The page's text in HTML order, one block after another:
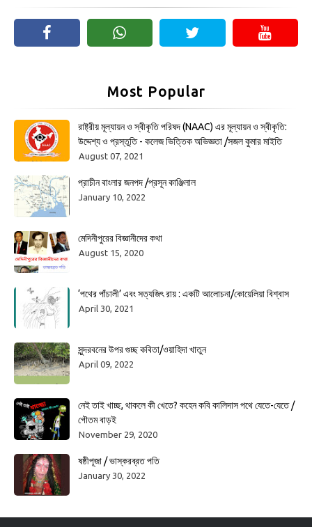
Most Popular
রাষ্ট্রীয় মূল্যায়ন ও স্বীকৃতি পরিষদ (NAAC) এর মূল্যায়ন ও স্বীকৃতি:
উদ্দেশ্য ও প্রস্তুতি - কলেজ ভিত্তিক অভিজ্ঞতা /সজল কুমার মাইতি
August 07, 2021
প্রাচীন বাংলার জনপদ /প্রসূন কাঞ্জিলাল
January 10, 2022
মেদিনীপুরের বিজ্ঞানীদের কথা
August 15, 2020
‘পথের পাঁচালী’ এবং সত্যজিৎ রায় : একটি আলোচনা/কোয়েলিয়া বিশ্বাস
April 30, 2021
সুন্দরবনের উপর গুচ্ছ কবিতা/ওয়াহিদা খাতুন
April 09, 2022
নেই তাই খাচ্ছ, থাকলে কী খেতে? কহেন কবি কালিদাস পথে যেতে-যেতে /
গৌতম বাড়ই
November 29, 2020
ষষ্ঠীপূজা / ভাস্করব্রত পতি
January 30, 2022